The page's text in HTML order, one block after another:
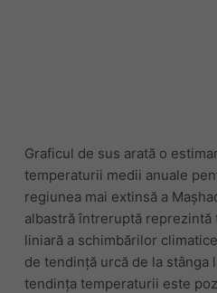
Graficul de sus arată o
temperaturii medii anuale
regiunea mai extinsă a
albastră întreruptă reprezintă
liniară a schimbărilor
de tendință urcă de la stânga
tendința temperaturii este